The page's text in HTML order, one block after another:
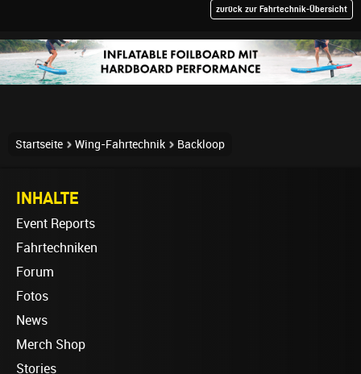
zurück zur Fahrtechnik-Übersicht
Startseite Wing-Fahrtechnik Backloop
INHALTE
Event Reports
Fahrtechniken
Forum
Fotos
News
Merch Shop
Stories